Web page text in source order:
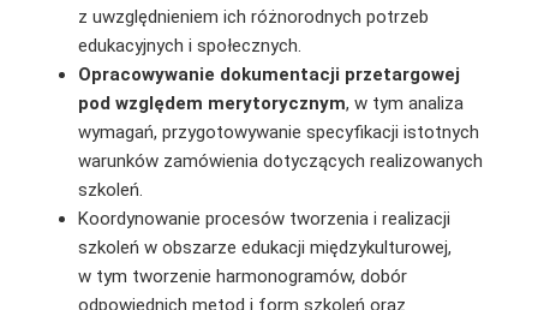
z uwzględnieniem ich różnorodnych potrzeb
edukacyjnych i społecznych.
Opracowywanie dokumentacji przetargowej
pod względem merytorycznym, w tym analiza
wymagań, przygotowywanie specyfikacji istotnych
warunków zamówienia dotyczących realizowanych
szkoleń.
Koordynowanie procesów tworzenia i realizacji
szkoleń w obszarze edukacji międzykulturowej,
w tym tworzenie harmonogramów, dobór
odpowiednich metod i form szkoleń oraz